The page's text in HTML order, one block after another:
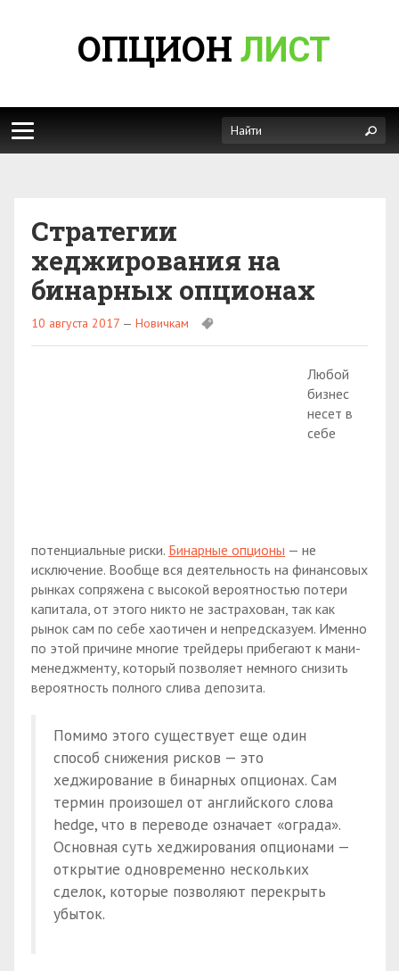
ОПЦИОН ЛИСТ
Стратегии
хеджирования на
бинарных опционах
10 августа 2017 — Новичкам
Любой
бизнес
несет в
себе
потенциальные риски. Бинарные опционы — не
исключение. Вообще вся деятельность на финансовых
рынках сопряжена с высокой вероятностью потери
капитала, от этого никто не застрахован, так как
рынок сам по себе хаотичен и непредсказуем. Именно
по этой причине многие трейдеры прибегают к мани-
менеджменту, который позволяет немного снизить
вероятность полного слива депозита.
Помимо этого существует еще один
способ снижения рисков — это
хеджирование в бинарных опционах. Сам
термин произошел от английского слова
hedge, что в переводе означает «ограда».
Основная суть хеджирования опционами —
открытие одновременно нескольких
сделок, которые позволяют перекрыть
убыток.